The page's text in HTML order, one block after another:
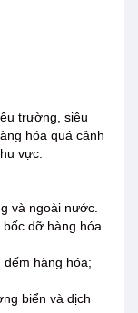
trường, siêu
hóa quá cảnh
vực.
và ngoài nước.
dỡ hàng hóa
hàng hóa;
biển và dịch